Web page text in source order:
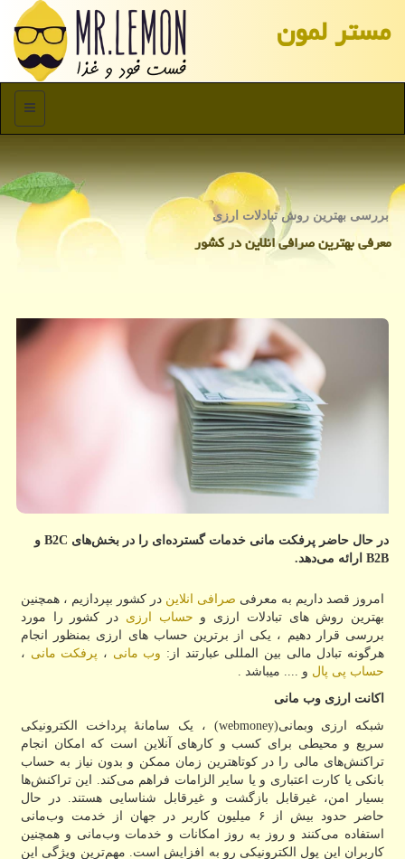
مستر لمون
منو
بررسی بهترین روش تبادلات ارزی
معرفی بهترین صرافی انلاین در كشور
در حال حاضر پرفكت مانی خدمات گسترده‌ای را در بخش‌های B2C و
B2B ارائه می‌دهد.
امروز قصد داریم به معرفی صرافی انلاین در کشور بپردازیم ، همچنین
بهترین روش های تبادلات ارزی و حساب ارزی در کشور را مورد
بررسی قرار دهیم ، یکی از برترین حساب های ارزی بمنظور انجام
هرگونه تبادل مالی بین المللی عبارتند از: وب مانی ، پرفکت مانی ،
حساب پی پال و .... میباشد .
اکانت ارزی وب مانی
شبکه ارزی وبمانی(webmoney) ، یک سامانهٔ پرداخت الکترونیکی
سریع و محیطی برای کسب و کارهای آنلاین است که امکان انجام
تراکنش‌های مالی را در کوتاهترین زمان ممکن و بدون نیاز به حساب
بانکی یا کارت اعتباری و یا سایر الزامات فراهم می‌کند. این تراکنش‌ها
بسیار امن، غیرقابل بازگشت و غیرقابل شناسایی هستند. در حال
حاضر حدود بیش از ۶ میلیون کاربر در جهان از خدمت وب‌مانی
استفاده می‌کنند و روز به روز امکانات و خدمات وب‌مانی و همچنین
کاربران این پول الکترونیکی رو به افزایش است. مهم‌ترین ویژگی این